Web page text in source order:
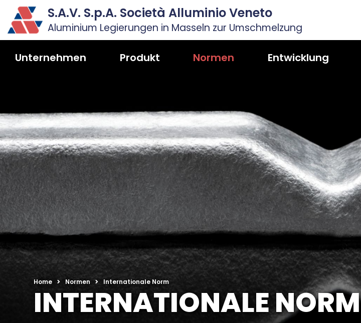
S.A.V. S.p.A. Società Alluminio Veneto
Aluminium Legierungen in Masseln zur Umschmelzung
Unternehmen Produkt Normen Entwicklung
Home Normen Internationale Norm
INTERNATIONALE NORM